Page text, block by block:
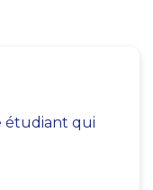
étudiant qui